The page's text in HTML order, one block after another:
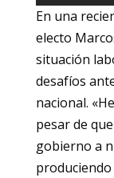
En una
electo
situación
desafíos
nacional.
pesar de
gobierno a